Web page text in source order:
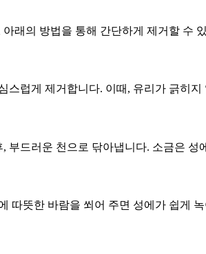
래의 방법을 통해 간단하게 제거할 수
스럽게 제거합니다. 이때, 유리가 긁히지
부드러운 천으로 닦아냅니다. 소금은 성
따뜻한 바람을 쐬어 주면 성에가 쉽게